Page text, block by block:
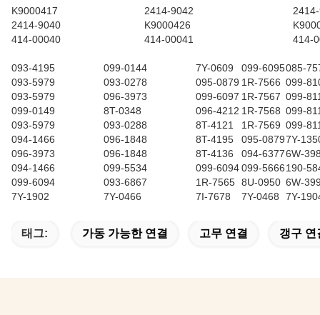
K9000417
2414-9042
2414-9040
K9000426
414-00040
414-00041 414-
093-4195 099-0144 7Y-0609 099-6095085-
093-5979
093-0278 095-0879 1R-7566 099-
093-5979
096-3973 099-6097 1R-7567 099-
099-0149
8T-0348 096-4212 1R-7568 099-
093-5979
093-0288 8T-4121 1R-7569 099-
094-1466
096-1848 8T-4195 095-08797Y-
096-3973
096-1848 8T-4136 094-63776W-
094-1466
099-5534 099-6094099-5666190-
099-6094
093-6867 1R-7565 8U-0950 6W-
7Y-1902
7Y-0466 7I-7678 7Y-0468 7Y-
태그: 가동 가능한 연결 고무 연결 갱구 연